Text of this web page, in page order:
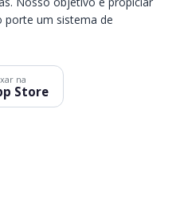
porte um sistema de
na
Store